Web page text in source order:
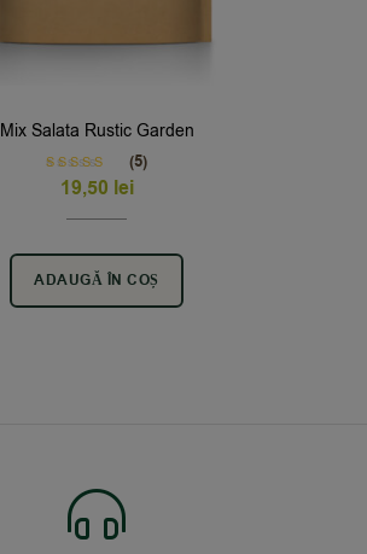
Mix Salata Rustic Garden
Rated5.00
out of 5
(5)
19,50 lei
ADAUGĂ ÎN COȘ